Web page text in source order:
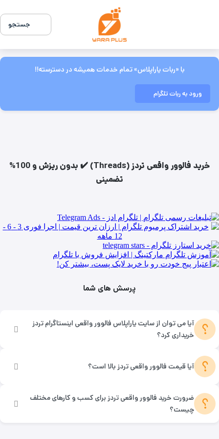
جستجو
با «ربات یاراپلاس» تمام خدمات همیشه در دسترسته!!
ورود به ربات تلگرام
خرید فالوور واقعی تردز (Threads) ✔️ بدون ریزش و 100%
تضمینی
پرسش های شما
؟
آیا می ‌توان از سایت یاراپلاس فالوور واقعی اینستاگرام تردز
خریداری کرد؟
؟ آیا قیمت فالوور واقعی تردز بالا است؟
؟
ضرورت خرید فالوور واقعی تردز برای کسب و کارهای مختلف
چیست؟